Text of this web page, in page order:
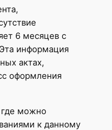
6 месяцев с
информация
актах,
оформления
можно
к данному